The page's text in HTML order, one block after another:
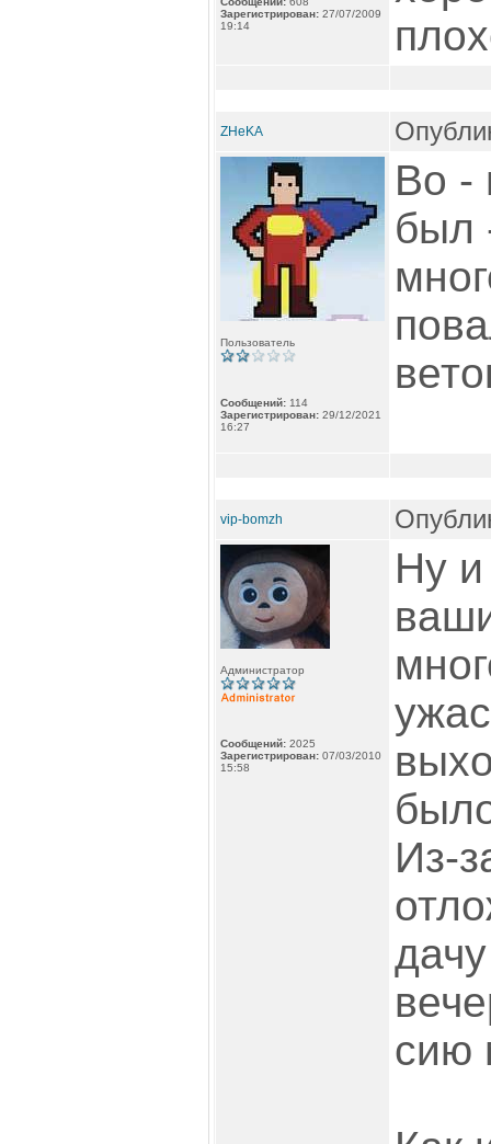
Зарегистрирован: 27/07/2009
19:14
ZHeKA
Пользователь
Сообщений: 114
Зарегистрирован: 29/12/2021
16:27
Во -
был
vip-bomzh
Администратор
Сообщений: 2025
Зарегистрирован: 07/03/2010
15:58
Ну и
Из-
сию